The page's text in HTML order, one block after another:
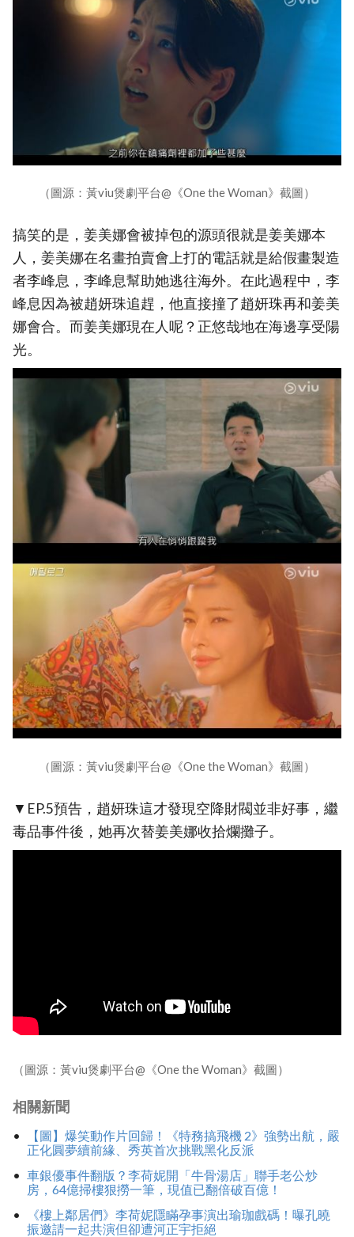
（圖源：黃viu煲劇平台@《One the Woman》截圖）
搞笑的是，姜美娜會被掉包的源頭很就是姜美娜本
人，姜美娜在名畫拍賣會上打的電話就是給假畫製造
者李峰息，李峰息幫助她逃往海外。在此過程中，李
峰息因為被趙妍珠追趕，他直接撞了趙妍珠再和姜美
娜會合。而姜美娜現在人呢？正悠哉地在海邊享受陽
光。
（圖源：黃viu煲劇平台@《One the Woman》截圖）
▼EP.5預告，趙妍珠這才發現空降財閥並非好事，繼
毒品事件後，她再次替姜美娜收拾爛攤子。
（圖源：黃viu煲劇平台@《One the Woman》截圖）
相關新聞
【圖】爆笑動作片回歸！《特務搞飛機 2》強勢出航，嚴
正化圓夢續前緣、秀英首次挑戰黑化反派
車銀優事件翻版？李荷妮開「牛骨湯店」聯手老公炒
房，64億掃樓狠撈一筆，現值已翻倍破百億！
《樓上鄰居們》李荷妮隱瞞孕事演出瑜珈戲碼！曝孔曉
振邀請一起共演但卻遭河正宇拒絕